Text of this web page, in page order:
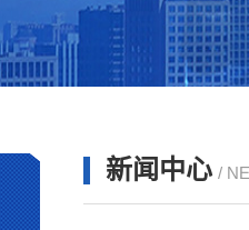
新闻中心 /